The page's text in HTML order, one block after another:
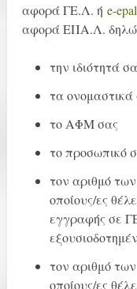
αφορά ΓΕ.Λ. ή e-
αφορά ΕΠΑ.Λ.
την ιδιότητά
τα ονομαστικά
το ΑΦΜ σας
το προσωπικό
τον αριθμό
οποίους/ες
εγγραφής σε
τον αριθμό
οποίους/ες